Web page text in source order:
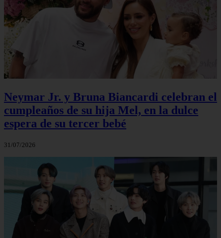
Neymar Jr. y Bruna Biancardi celebran el
cumpleaños de su hija Mel, en la dulce
espera de su tercer bebé
31/07/2026